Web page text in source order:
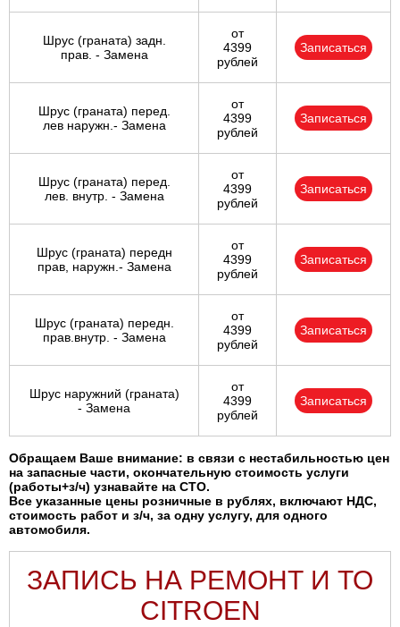
Шрус (граната) задн.
прав. - Замена
от
4399
рублей
Записаться
Шрус (граната) перед.
лев наружн.- Замена
от
4399
рублей
Записаться
Шрус (граната) перед.
лев. внутр. - Замена
от
4399
рублей
Записаться
Шрус (граната) передн
прав, наружн.- Замена
от
4399
рублей
Записаться
Шрус (граната) передн.
прав.внутр. - Замена
от
4399
рублей
Записаться
Шрус наружний (граната)
- Замена
от
4399
рублей
Записаться
Обращаем Ваше внимание: в связи с нестабильностью цен
на запасные части, окончательную стоимость услуги
(работы+з/ч) узнавайте на СТО.
Все указанные цены розничные в рублях, включают НДС,
стоимость работ и з/ч, за одну услугу, для одного
автомобиля.
ЗАПИСЬ НА РЕМОНТ И ТО
CITROEN